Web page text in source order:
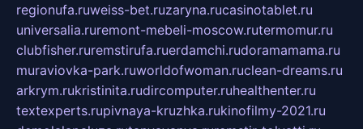
regionufa.ruweiss-bet.ruzaryna.rucasinotablet.ru
universalia.ruremont-mebeli-moscow.rutermomur.ru
clubfisher.ruremstirufa.ruerdamchi.rudoramamama.ru
muraviovka-park.ruworldofwoman.ruclean-dreams.ru
arkrym.rukristinita.rudircomputer.ruhealthenter.ru
textexperts.rupivnaya-kruzhka.rukinofilmy-2021.ru